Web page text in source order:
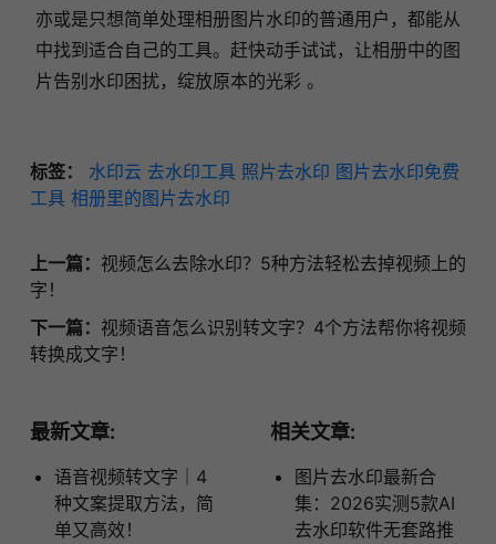
亦或是只想简单处理相册图片水印的普通用户，都能从
中找到适合自己的工具。赶快动手试试，让相册中的图
片告别水印困扰，绽放原本的光彩 。
标签： 水印云 去水印工具 照片去水印 图片去水印免费
工具 相册里的图片去水印
上一篇： 视频怎么去除水印？5种方法轻松去掉视频上的
字！
下一篇： 视频语音怎么识别转文字？4个方法帮你将视频
转换成文字！
最新文章:
语音视频转文字｜4
种文案提取方法，简
单又高效！
相关文章:
图片去水印最新合
集：2026实测5款AI
去水印软件无套路推